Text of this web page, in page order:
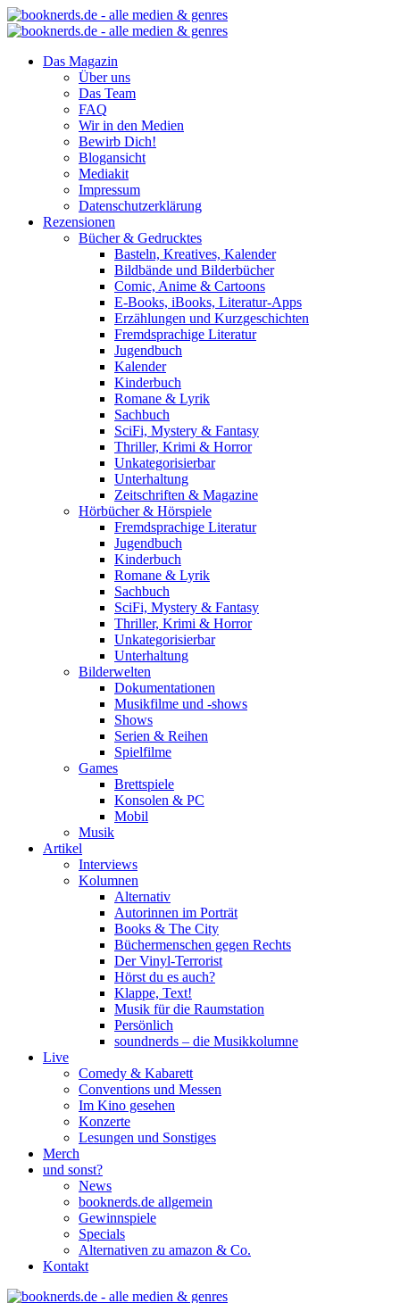
Das Magazin
Über uns
Das Team
FAQ
Wir in den Medien
Bewirb Dich!
Blogansicht
Mediakit
Impressum
Datenschutzerklärung
Rezensionen
Bücher & Gedrucktes
Basteln, Kreatives, Kalender
Bildbände und Bilderbücher
Comic, Anime & Cartoons
E-Books, iBooks, Literatur-Apps
Erzählungen und Kurzgeschichten
Fremdsprachige Literatur
Jugendbuch
Kalender
Kinderbuch
Romane & Lyrik
Sachbuch
SciFi, Mystery & Fantasy
Thriller, Krimi & Horror
Unkategorisierbar
Unterhaltung
Zeitschriften & Magazine
Hörbücher & Hörspiele
Fremdsprachige Literatur
Jugendbuch
Kinderbuch
Romane & Lyrik
Sachbuch
SciFi, Mystery & Fantasy
Thriller, Krimi & Horror
Unkategorisierbar
Unterhaltung
Bilderwelten
Dokumentationen
Musikfilme und -shows
Shows
Serien & Reihen
Spielfilme
Games
Brettspiele
Konsolen & PC
Mobil
Musik
Artikel
Interviews
Kolumnen
Alternativ
Autorinnen im Porträt
Books & The City
Büchermenschen gegen Rechts
Der Vinyl-Terrorist
Hörst du es auch?
Klappe, Text!
Musik für die Raumstation
Persönlich
soundnerds – die Musikkolumne
Live
Comedy & Kabarett
Conventions und Messen
Im Kino gesehen
Konzerte
Lesungen und Sonstiges
Merch
und sonst?
News
booknerds.de allgemein
Gewinnspiele
Specials
Alternativen zu amazon & Co.
Kontakt